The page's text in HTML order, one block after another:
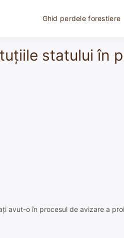
Ghid perdele forestiere
statului în
avut-o în procesul de avizare a